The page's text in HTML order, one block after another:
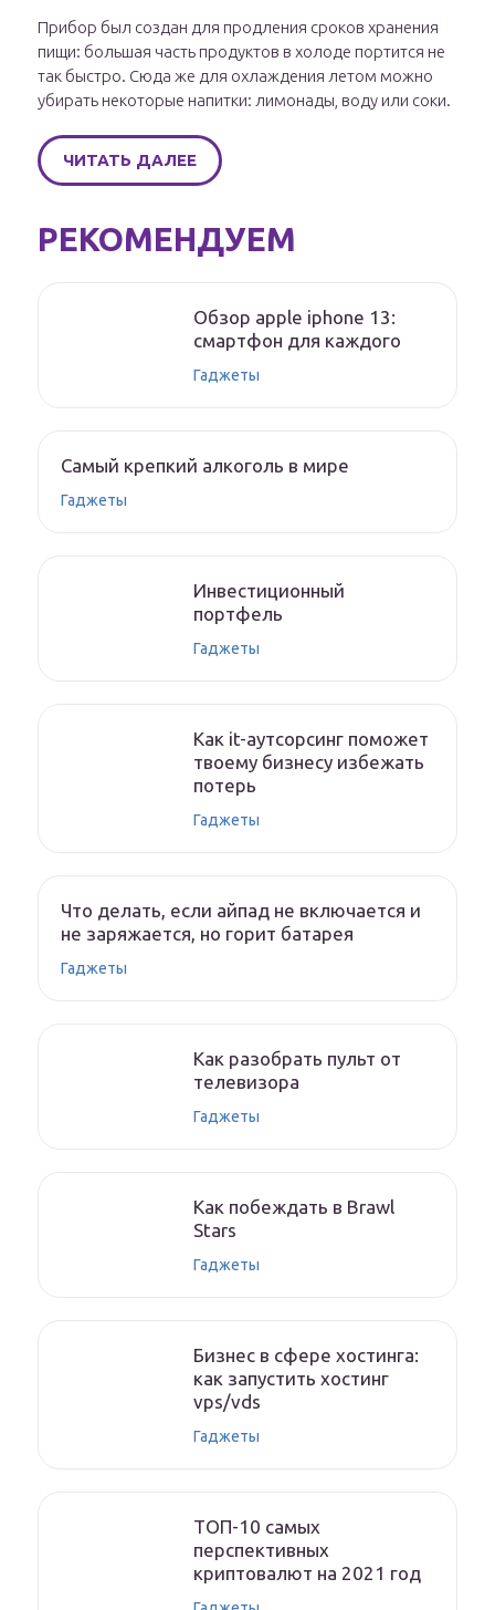
Прибор был создан для продления сроков хранения
пищи: большая часть продуктов в холоде портится не
так быстро. Сюда же для охлаждения летом можно
убирать некоторые напитки: лимонады, воду или соки.
ЧИТАТЬ ДАЛЕЕ
РЕКОМЕНДУЕМ
Обзор apple iphone 13:
смартфон для каждого
Гаджеты
Самый крепкий алкоголь в мире
Гаджеты
Инвестиционный
портфель
Гаджеты
Как it-аутсорсинг поможет
твоему бизнесу избежать
потерь
Гаджеты
Что делать, если айпад не включается и
не заряжается, но горит батарея
Гаджеты
Как разобрать пульт от
телевизора
Гаджеты
Как побеждать в Brawl
Stars
Гаджеты
Бизнес в сфере хостинга:
как запустить хостинг
vps/vds
Гаджеты
ТОП-10 самых
перспективных
криптовалют на 2021 год